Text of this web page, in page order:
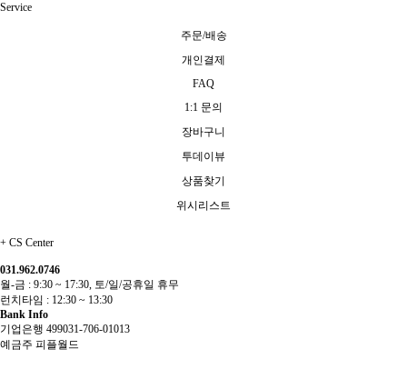
Service
주문/배송
개인결제
FAQ
1:1 문의
장바구니
투데이뷰
상품찾기
위시리스트
+ CS Center
031.962.0746
월-금 : 9:30 ~ 17:30, 토/일/공휴일 휴무
런치타임 : 12:30 ~ 13:30
Bank Info
기업은행 499031-706-01013
예금주 피플월드